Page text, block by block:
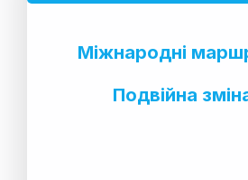
Міжнародні
Подвійна